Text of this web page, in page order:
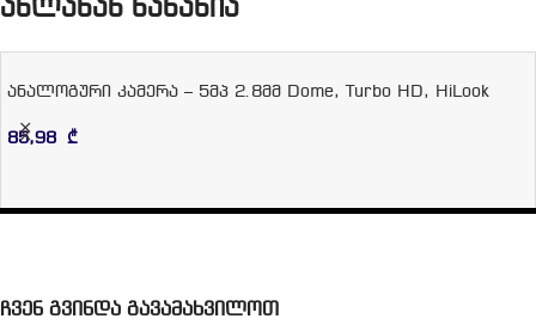
ახლახან ნანახია
ანალოგური კამერა – 5მპ 2.8მმ Dome, Turbo HD, HiLook
85,98 ₾
ჩვენ გვინდა გავამახვილოთ